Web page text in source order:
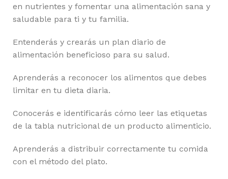
en nutrientes y fomentar una alimentación sana y
saludable para ti y tu familia.
Entenderás y crearás un plan diario de
alimentación beneficioso para su salud.
Aprenderás a reconocer los alimentos que debes
limitar en tu dieta diaria.
Conocerás e identificarás cómo leer las etiquetas
de la tabla nutricional de un producto alimenticio.
Aprenderás a distribuir correctamente tu comida
con el método del plato.